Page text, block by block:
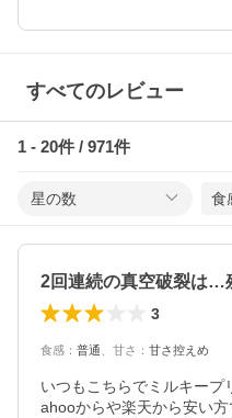
すべてのレビュー
1 - 20件 / 971件
星の数 食
2回連続の真空破裂は…
3
食感 ： 普通 甘さ ： 甘さ控えめ
いつもこちらでミルキープ
ahooからや楽天から安い